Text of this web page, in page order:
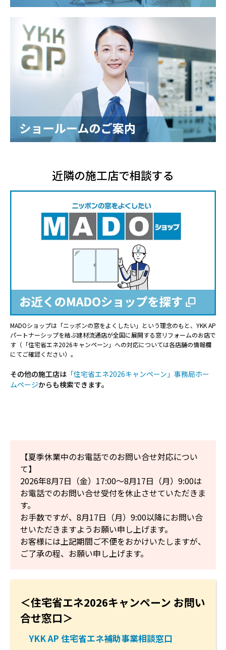
近隣の施工店で相談する
MADOショップは「ニッポンの窓をよくしたい」という理念のもと、YKK AP
パートナーシップを結ぶ建材流通店が全国に展開する窓リフォームのお店で
す（「住宅省エネ2026キャンペーン」への対応については各店舗の情報欄
にてご確認ください）。
その他の施工店は 「住宅省エネ2026キャンペーン」事務局ホー
ムページからも検索できます。
【夏季休業中のお電話でのお問い合せ対応につい
て】
2026年8月7日（金）17:00～8月17日（月）9:00は
お電話でのお問い合せ受付を休止させていただきま
す。
お手数ですが、8月17日（月）9:00以降にお問い合
せいただきますようお願い申し上げます。
お客様には上記期間ご不便をおかけいたしますが、
ご了承の程、お願い申し上げます。
＜住宅省エネ2026キャンペーン お問い
合せ窓口＞
YKK AP 住宅省エネ補助事業相談窓口